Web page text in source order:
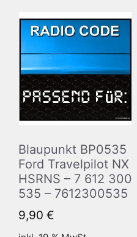
Blaupunkt BP0535
Ford Travelpilot NX
HSRNS – 7 612 300
535 – 7612300535
9,90 €